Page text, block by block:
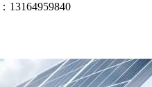
13164959840